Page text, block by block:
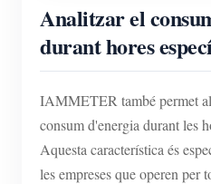
Analitzar el
durant hores
IAMMETER també permet
consum d'energia durant les
Aquesta característica és
les empreses que operen per